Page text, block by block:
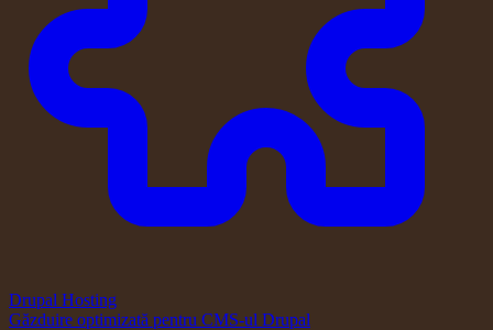
Drupal Hosting
Găzduire optimizată pentru CMS-ul Drupal